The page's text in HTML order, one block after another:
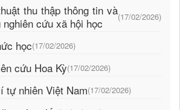
thu thập thông tin và
cứu xã hội học
(17/02/2026)
học(17/02/2026)
cứu Hoa Kỳ(17/02/2026)
tự nhiên Việt Nam(17/02/2026)